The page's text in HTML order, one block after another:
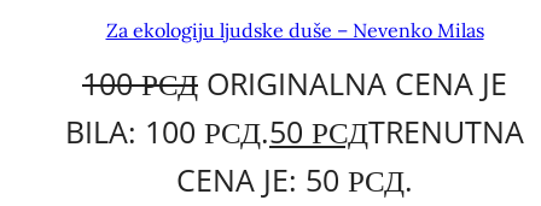
Za ekologiju ljudske duše – Nevenko Milas
100РСД ORIGINALNA CENA JE
BILA: 100 РСД.50 РСДTRENUTNA
CENA JE: 50 РСД.